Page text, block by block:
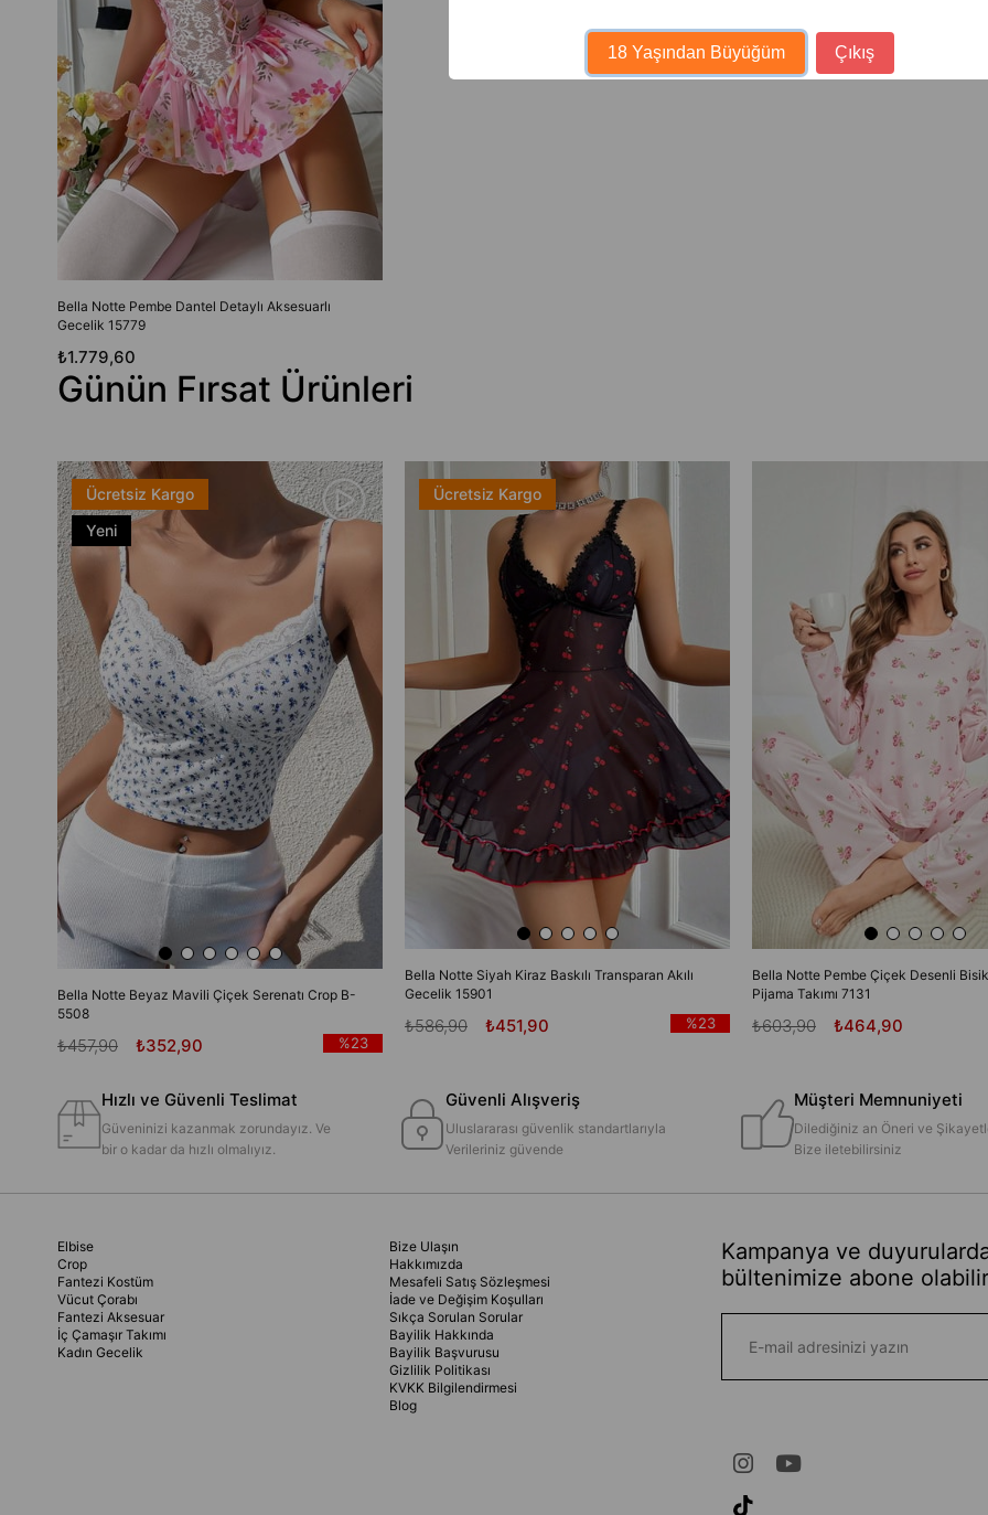
Bella Notte Pembe Dantel Detaylı Aksesuarlı
Gecelik 15779
₺1.779,60
Günün Fırsat Ürünleri
Bella Notte Beyaz Mavili Çiçek Serenatı Crop B-
5508
₺352,90
₺457,90 %23
Ücretsiz Kargo
Yeni
Ürün
Bella Notte Siyah Kiraz Baskılı Transparan Akılı
Gecelik 15901
₺451,90
₺586,90 %23
Ücretsiz Kargo
Bella Notte Pembe Çiçek Desenli
Pijama Takımı 7131
₺464,90
₺603,90
Hızlı ve Güvenli Teslimat
Güveninizi kazanmak zorundayız. Ve
bir o kadar da hızlı olmalıyız.
Güvenli Alışveriş
Uluslararası güvenlik standartlarıyla
Verileriniz güvende
Müşteri Memnuniyeti
Dilediğiniz an Öneri ve
Bize iletebilirsiniz
Elbise
Crop
Fantezi Kostüm
Vücut Çorabı
Fantezi Aksesuar
İç Çamaşır Takımı
Kadın Gecelik
Bize Ulaşın
Hakkımızda
Mesafeli Satış Sözleşmesi
İade ve Değişim Koşulları
Sıkça Sorulan Sorular
Bayilik Hakkında
Bayilik Başvurusu
Gizlilik Politikası
KVKK Bilgilendirmesi
Blog
Kampanya ve
bültenimize abone
18 Yaşından Büyüğüm Çıkış